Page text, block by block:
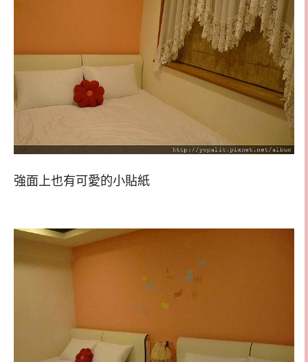
強面上也有可愛的小貼紙